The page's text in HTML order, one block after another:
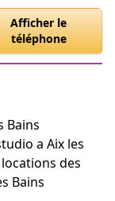
Afficher le
téléphone
Bains
a Aix les
des
Bains